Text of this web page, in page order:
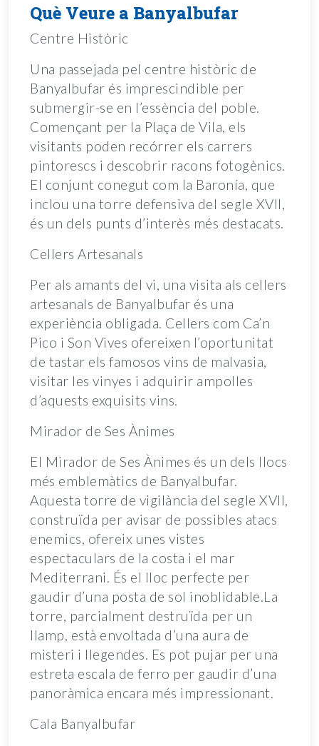
Què Veure a Banyalbufar
Centre Històric
Una passejada pel centre històric de
Banyalbufar és imprescindible per
submergir-se en l’essència del poble.
Començant per la Plaça de Vila, els
visitants poden recórrer els carrers
pintorescs i descobrir racons fotogènics.
El conjunt conegut com la Baronía, que
inclou una torre defensiva del segle XVII,
és un dels punts d’interès més destacats.
Cellers Artesanals
Per als amants del vi, una visita als cellers
artesanals de Banyalbufar és una
experiència obligada. Cellers com Ca’n
Pico i Son Vives ofereixen l’oportunitat
de tastar els famosos vins de malvasia,
visitar les vinyes i adquirir ampolles
d’aquests exquisits vins.
Mirador de Ses Ànimes
El Mirador de Ses Ànimes és un dels llocs
més emblemàtics de Banyalbufar.
Aquesta torre de vigilància del segle XVII,
construïda per avisar de possibles atacs
enemics, ofereix unes vistes
espectaculars de la costa i el mar
Mediterrani. És el lloc perfecte per
gaudir d’una posta de sol inoblidable.La
torre, parcialment destruïda per un
llamp, està envoltada d’una aura de
misteri i llegendes. Es pot pujar per una
estreta escala de ferro per gaudir d’una
panoràmica encara més impressionant.
Cala Banyalbufar